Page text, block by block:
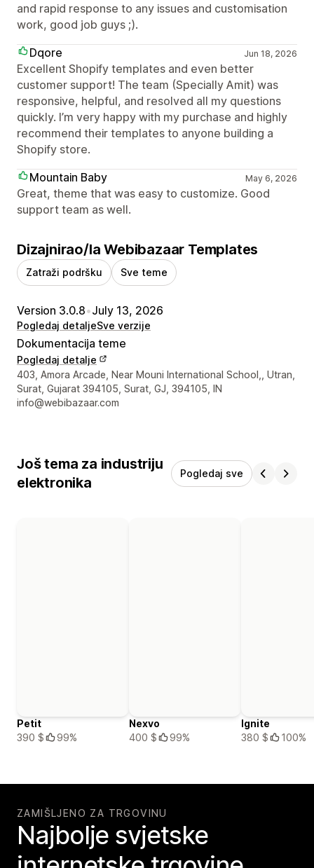
and rapid response to any issues and customisation
work, good job guys ;).
Dqore
Jun 18, 2026
Excellent Shopify templates and even better
customer support! The team (Specially Amit) was
responsive, helpful, and resolved all my questions
quickly. I’m very happy with my purchase and highly
recommend their templates to anyone building a
Shopify store.
Mountain Baby
May 6, 2026
Great, theme that was easy to customize. Good
support team as well.
Dizajnirao/la Webibazaar Templates
Zatraži podršku Sve teme
Version 3.0.8•July 13, 2026
Pogledaj detaljeSve verzije
Dokumentacija teme
Pogledaj detalje
Podaci za kontakt dizajnera
403, Amora Arcade, Near Mouni International School,, Utran,
Surat, Gujarat 394105, Surat, GJ, 394105, IN
info@webibazaar.com
Još tema za industriju
elektronika
Pogledaj sve
Petit
390 $
99%
Nexvo
400 $
99%
Ignite
380 $
100%
ZAMIŠLJENO ZA TRGOVINU
Najbolje svjetske